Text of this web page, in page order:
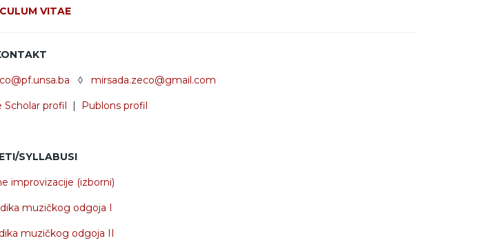
VITAE
◊ mirsada.zeco@gmail.com
Scholar profil | Publons profil
SYLLABUSI
improvizacije (izborni)
muzičkog odgoja I
muzičkog odgoja II